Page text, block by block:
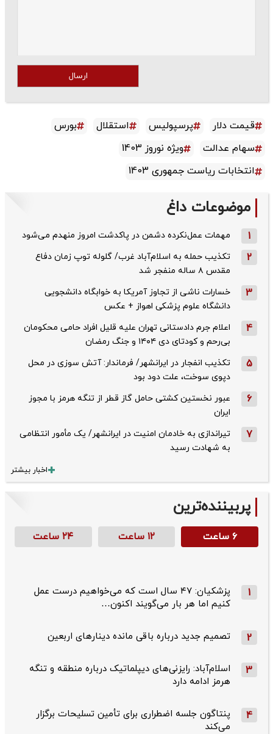
ارسال
قیمت دلار پرسپولیس استقلال
بورس
سهام عدالت
ویژه نوروز 1403
انتخابات ریاست جمهوری 1403
موضوعات داغ
1 مهمات عمل‌نکرده دشمن در پاکدشت امروز منهدم می‌شود
2
تکذیب حمله به اسلام‌آباد غرب/ گلوله توپ زمان دفاع
مقدس ۸ ساله منفجر شد
3
خسارات ناشی از تجاوز آمریکا به خوابگاه دانشجویی
دانشگاه علوم پزشکی اهواز + عکس
4
اعلام جرم دادستانی تهران علیه قلیل افراد حامی محکومان
بی‌رحم و کودتای دی‌ ۱۴۰۴ و جنگ رمضان
5
تکذیب ‌انفجار در ایرانشهر/ فرماندار: آتش سوزی در محل
دپوی سوخت، علت دود بود
6
عبور نخستین کشتی حامل گاز قطر از تنگه هرمز با مجوز
ایران
7
تیراندازی به خادمان امنیت در ایرانشهر/ یک مأمور انتظامی
به شهادت رسید
اخبار بیشتر
پربیننده‌ترین
۶ ساعت ۱۲ ساعت ۲۴ ساعت
1
پزشکیان: ۴۷ سال است که می‌خواهیم درست عمل
کنیم اما هر بار می‌گویند اکنون…
2 تصمیم جدید درباره باقی مانده دینارهای اربعین
3
اسلام‌آباد: رایزنی‌های دیپلماتیک درباره منطقه و تنگه
هرمز ادامه دارد
4
پنتاگون جلسه اضطراری برای تأمین تسلیحات برگزار
می‌کند